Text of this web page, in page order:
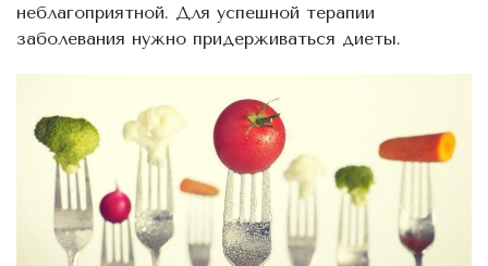
неблагоприятной. Для успешной терапии
заболевания нужно придерживаться диеты.